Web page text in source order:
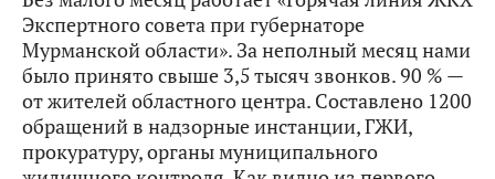
Экспертного совета при губернаторе
Мурманской области». За неполный месяц нами
было принято свыше 3,5 тысяч звонков. 90 % —
от жителей областного центра. Составлено 1200
обращений в надзорные инстанции, ГЖИ,
прокуратуру, органы муниципального